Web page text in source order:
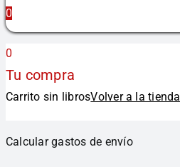
0
0
Tu compra
Carrito sin librosVolver a la tienda
Calcular gastos de envío